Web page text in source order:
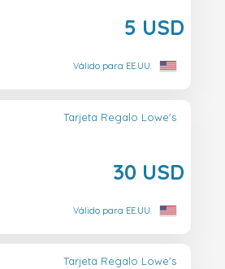
5 USD
Válido para EE.UU.
Tarjeta Regalo Lowe's
30 USD
Válido para EE.UU.
Tarjeta Regalo Lowe's